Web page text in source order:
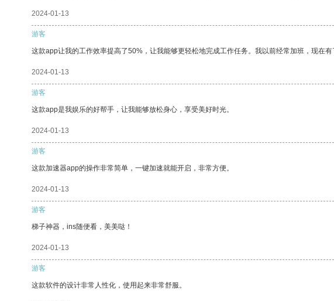
2024-01-13
游客
这款app让我的工作效率提高了50%，让我能够更轻松地完成工作任务。我以前经常加班，现在
2024-01-13
游客
这款app是我娱乐的好帮手，让我能够放松身心，享受美好时光。
2024-01-13
游客
这款加速器app的操作非常简单，一键加速就能开启，非常方便。
2024-01-13
游客
梯子神器，ins随便看，美美哒！
2024-01-13
游客
这款软件的设计非常人性化，使用起来非常舒服。